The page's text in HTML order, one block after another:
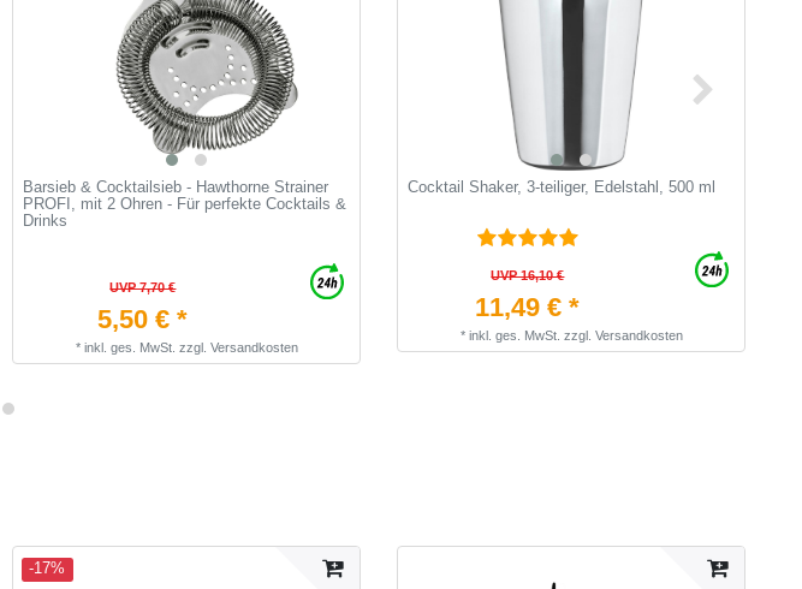
Barsieb & Cocktailsieb - Hawthorne Strainer
PROFI, mit 2 Ohren - Für perfekte Cocktails &
Drinks
UVP 7,70 €
5,50 € *
* inkl. ges. MwSt. zzgl. Versandkosten
Cocktail Shaker, 3-teiliger, Edelstahl, 500 ml
UVP 16,10 €
11,49 € *
* inkl. ges. MwSt. zzgl. Versandkosten
-17%